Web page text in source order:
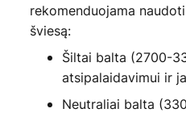
rekomenduojama
šviesą:
Šiltai balta (2700-
atsipalaidavimui ir
Neutraliai balta